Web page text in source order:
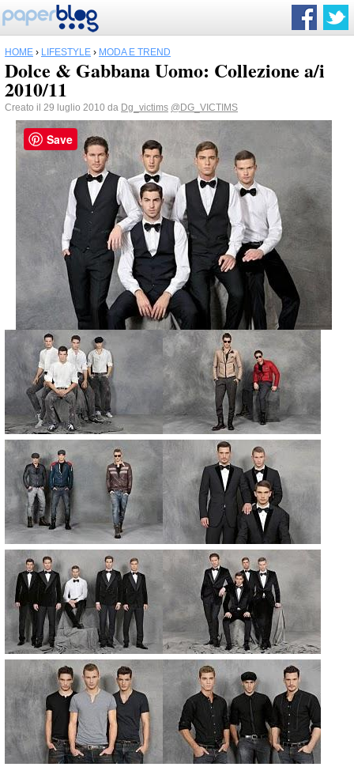
HOME › LIFESTYLE › MODA E TREND
Dolce & Gabbana Uomo: Collezione a/i
2010/11
Creato il 29 luglio 2010 da Dg_victims @DG_VICTIMS
Save